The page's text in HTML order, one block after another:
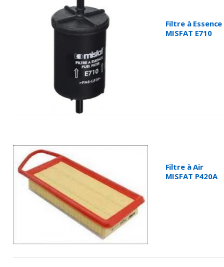
Filtre à Essence
MISFAT E710
Filtre à Air
MISFAT P420A